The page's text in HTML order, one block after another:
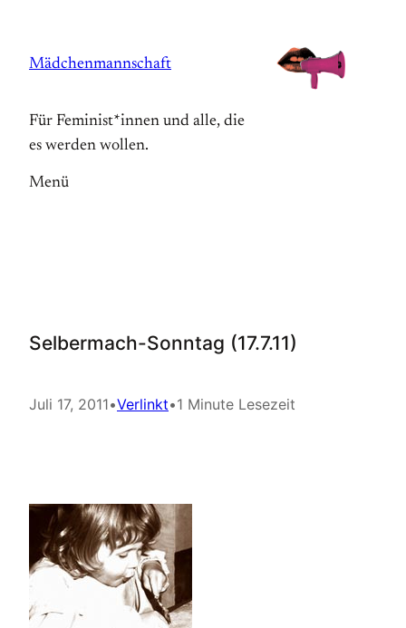
springen
Mädchenmannschaft
Für Feminist*innen und alle, die
es werden wollen.
Menü
Selbermach-Sonntag (17.7.11)
Juli 17, 2011•Verlinkt•1 Minute Lesezeit